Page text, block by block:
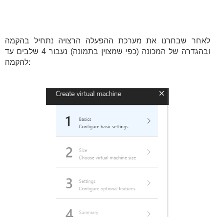
לאחר שבחרנו את מערכת ההפעלה הרצויה נתחיל בהקמה
ובהגדרה של המכונה (כפי שמצוין בתמונה) נעבור 4 שלבים עד
להקמה: